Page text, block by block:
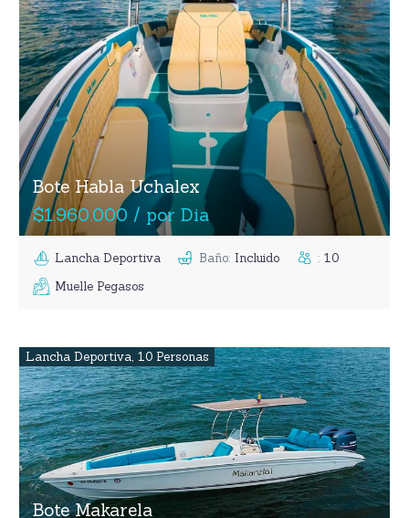
Bote Habla Uchalex
$1.960.000 / por Dia
Lancha Deportiva Baño: Incluido : 10
Muelle Pegasos
Lancha Deportiva, 10 Personas
Bote Makarela